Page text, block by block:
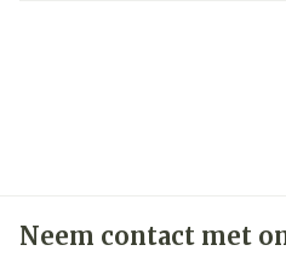
Neem contact met